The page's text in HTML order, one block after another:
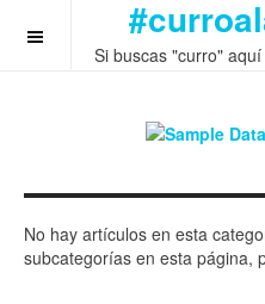
OFF CANVAS
Si buscas "curro"
No hay artículos en esta
subcategorías en esta página,